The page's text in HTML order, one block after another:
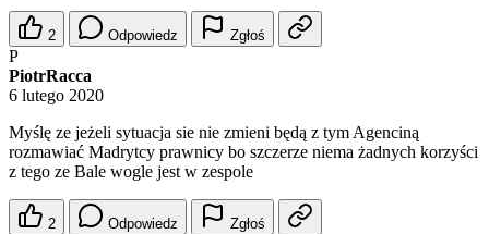
2 Odpowiedz Zgłoś
P
PiotrRacca
6 lutego 2020
Myślę ze jeżeli sytuacja sie nie zmieni będą z tym Agenciną
rozmawiać Madrytcy prawnicy bo szczerze niema żadnych korzyści
z tego ze Bale wogle jest w zespole
2 Odpowiedz Zgłoś